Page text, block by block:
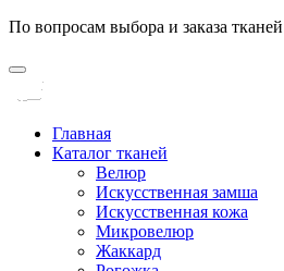
По вопросам выбора и заказа
Главная
Каталог тканей
Велюр
Искусственная замша
Искусственная кожа
Микровелюр
Жаккард